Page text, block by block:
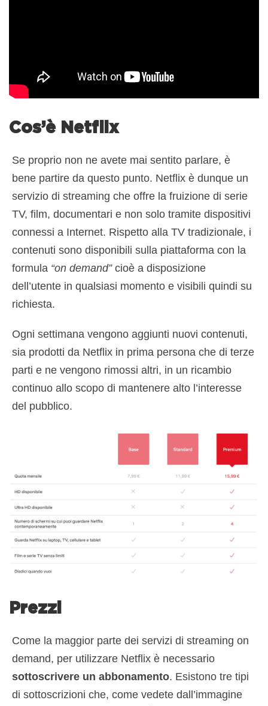
Cos’è Netflix
Se proprio non ne avete mai sentito parlare, è
bene partire da questo punto. Netflix è dunque un
servizio di streaming che offre la fruizione di serie
TV, film, documentari e non solo tramite dispositivi
connessi a Internet. Rispetto alla TV tradizionale, i
contenuti sono disponibili sulla piattaforma con la
formula “on demand”cioè a disposizione
dell’utente in qualsiasi momento e visibili quindi su
richiesta.
Ogni settimana vengono aggiunti nuovi contenuti,
sia prodotti da Netflix in prima persona che di terze
parti e ne vengono rimossi altri, in un ricambio
continuo allo scopo di mantenere alto l’interesse
del pubblico.
Prezzi
Come la maggior parte dei servizi di streaming on
demand, per utilizzare Netflix è necessario
sottoscrivere un abbonamento. Esistono tre tipi
di sottoscrizioni che, come vedete dall’immagine